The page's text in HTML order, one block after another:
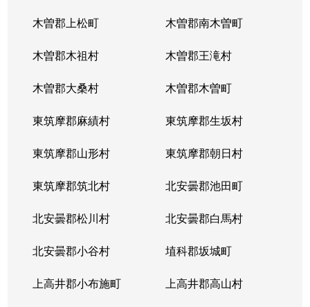
木曽郡上松町 木曽郡南木曽町
木曽郡木祖村 木曽郡王滝村
木曽郡大桑村 木曽郡木曽町
東筑摩郡麻績村 東筑摩郡生坂村
東筑摩郡山形村 東筑摩郡朝日村
東筑摩郡筑北村 北安曇郡池田町
北安曇郡松川村 北安曇郡白馬村
北安曇郡小谷村 埴科郡坂城町
上高井郡小布施町 上高井郡高山村